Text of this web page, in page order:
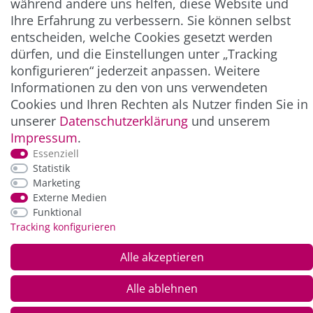
ZAHLUNG & VERSAND
*Alle Preise inkl. der gesetzl. MwSt. zzgl.
und Versandkosten
während andere uns helfen, diese Website und
Ihre Erfahrung zu verbessern. Sie können selbst
entscheiden, welche Cookies gesetzt werden
dürfen, und die Einstellungen unter „Tracking
konfigurieren“ jederzeit anpassen. Weitere
Informationen zu den von uns verwendeten
Cookies und Ihren Rechten als Nutzer finden Sie in
unserer Daten­schutz­erklärung und unserem
Impressum.
Essenziell
Statistik
Marketing
Externe Medien
Funktional
Tracking konfigurieren
Alle akzeptieren
Alle ablehnen
© Copyright 2026 Alle Rechte vorbehalten. |webshop by